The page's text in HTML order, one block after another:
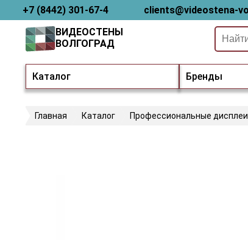
+7 (8442) 301-67-4 clients@videostena-
Каталог Бренды
ВИДЕОСТЕНЫ
ВОЛГОГРАД
Главная Каталог Профессиональные дисплеи